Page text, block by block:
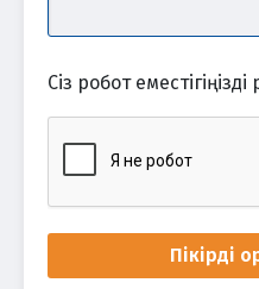
Сіз робот
Пікірді